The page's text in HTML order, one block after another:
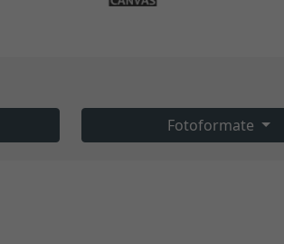
Fotoformate